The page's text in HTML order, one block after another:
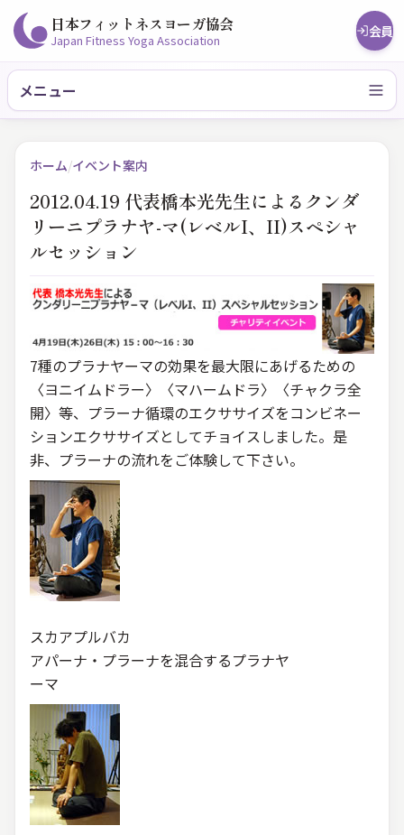
日本フィットネスヨーガ協会
Japan Fitness Yoga Association 会員
メニュー
ホーム/イベント案内
2012.04.19 代表橋本光先生によるクンダ
リーニプラナヤ-マ(レベルI、II)スペシャ
ルセッション
7種のプラナヤーマの効果を最大限にあげるための
〈ヨニイムドラー〉〈マハームドラ〉〈チャクラ全
開〉等、プラーナ循環のエクササイズをコンビネー
ションエクササイズとしてチョイスしました。是
非、プラーナの流れをご体験して下さい。
スカアプルバカ
アパーナ・プラーナを混合するプラナヤ
ーマ